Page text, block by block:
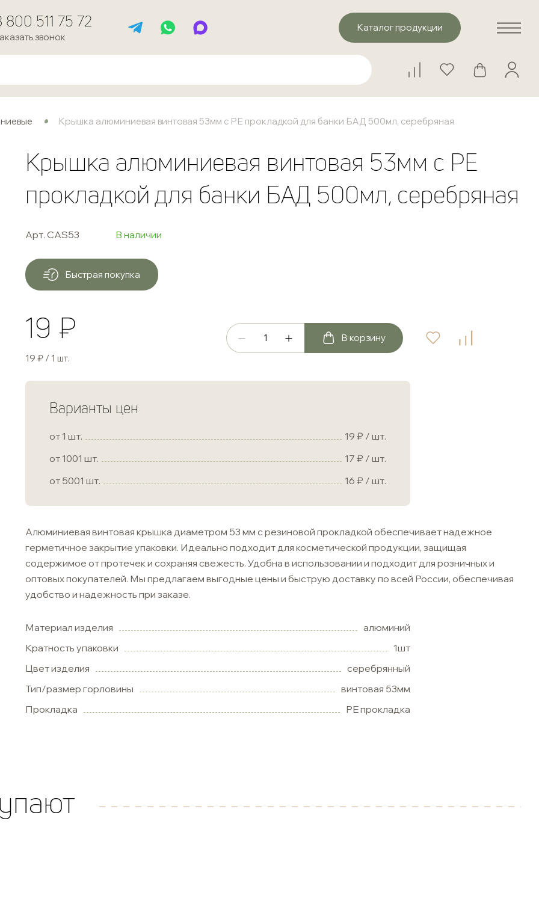
800 511 75 72
звонок
Каталог продукции
Крышка алюминиевая винтовая 53мм с РЕ прокладкой для банки БАД 500мл, серебряная
Крышка алюминиевая винтовая 53мм с РЕ
прокладкой для банки БАД 500мл, серебряная
Арт. CAS53 В наличии
Быстрая покупка
19 ₽
19 ₽ / 1 шт.
В корзину
Варианты цен
от 1 шт. 19
/ шт.
от 1001 шт.
17
/ шт.
от 5001 шт.
16 / шт.
Алюминиевая винтовая крышка диаметром 53 мм с резиновой прокладкой обеспечивает надежное
герметичное закрытие упаковки. Идеально подходит для косметической продукции, защищая
содержимое от протечек и сохраняя свежесть. Удобна в использовании и подходит для розничных и
оптовых покупателей. Мы предлагаем выгодные цены и быструю доставку по всей России, обеспечивая
удобство и надежность при заказе.
Материал изделия
алюминий
Кратность упаковки
1шт
Цвет изделия
серебрянный
Тип/размер горловины
винтовая 53мм
Прокладка
РЕ прокладка